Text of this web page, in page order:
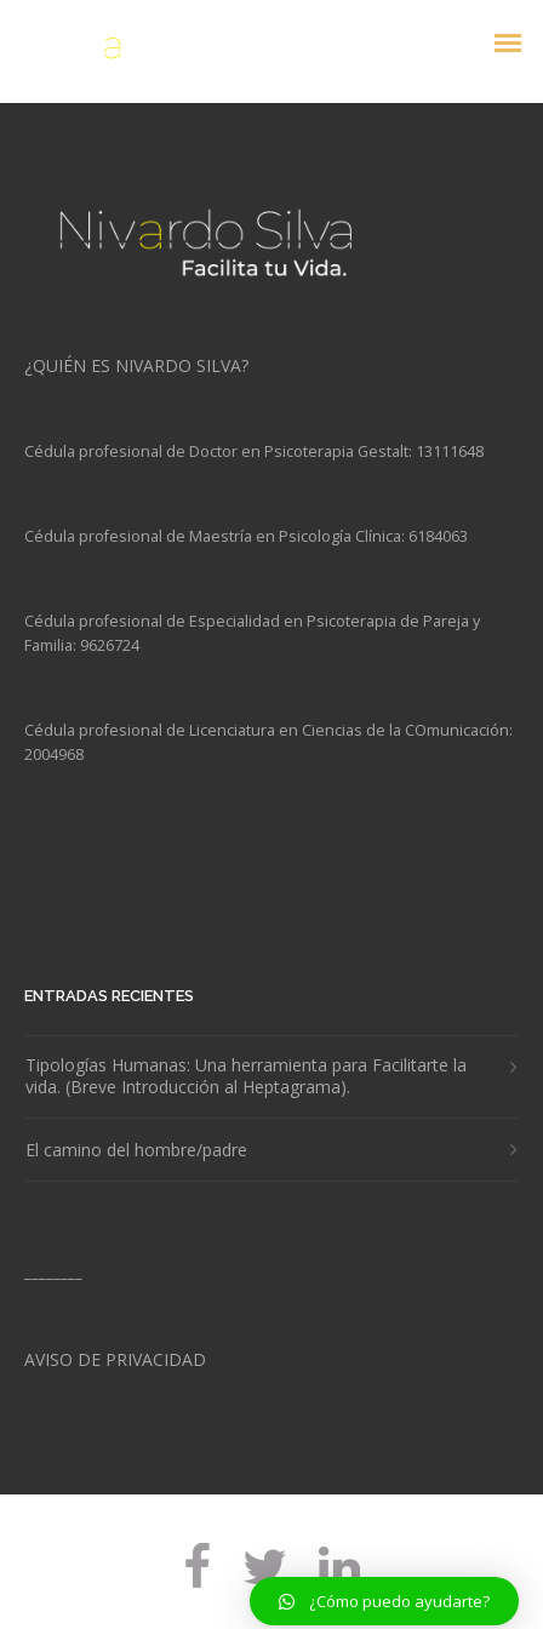
¿QUIÉN ES NIVARDO SILVA?
Cédula profesional de Doctor en Psicoterapia Gestalt: 13111648
Cédula profesional de Maestría en Psicología Clínica: 6184063
Cédula profesional de Especialidad en Psicoterapia de Pareja y
Familia: 9626724
Cédula profesional de Licenciatura en Ciencias de la COmunicación:
2004968
ENTRADAS RECIENTES
Tipologías Humanas: Una herramienta para Facilitarte la
vida. (Breve Introducción al Heptagrama).
El camino del hombre/padre
AVISO DE PRIVACIDAD
¿Cómo puedo ayudarte?